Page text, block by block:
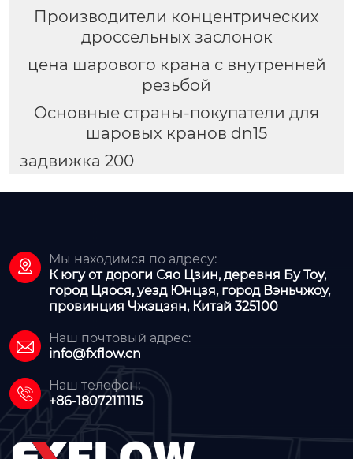
Производители концентрических
дроссельных заслонок
цена шарового крана с внутренней
резьбой
Основные страны-покупатели для
шаровых кранов dn15
задвижка 200

Мы находимся по адресу:
К югу от дороги Сяо Цзин, деревня Бу Тоу,
город Цяося, уезд Юнцзя, город Вэньчжоу,
провинция Чжэцзян, Китай 325100

Наш почтовый адрес:
info@fxflow.cn

Наш телефон:
+86-18072111115